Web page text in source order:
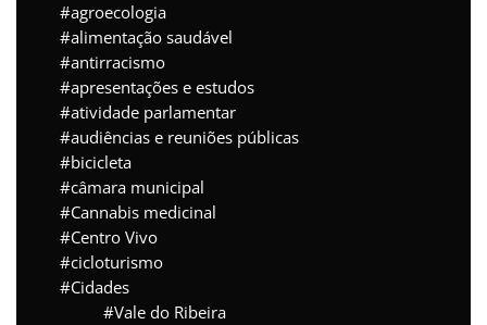
agroecologia
alimentação saudável
antirracismo
apresentações e estudos
atividade parlamentar
audiências e reuniões públicas
bicicleta
câmara municipal
Cannabis medicinal
Centro Vivo
cicloturismo
Cidades
Vale do Ribeira